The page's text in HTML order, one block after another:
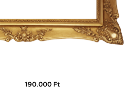
190.000 Ft